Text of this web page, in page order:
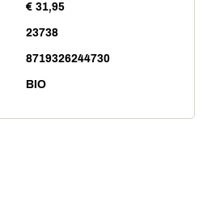
€ 31,95
23738
8719326244730
BIO